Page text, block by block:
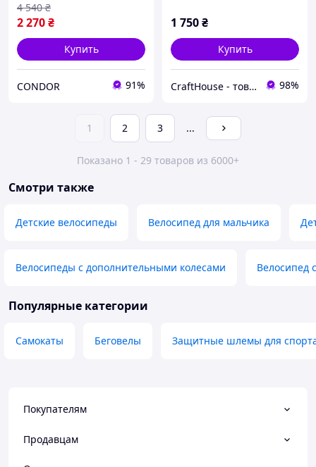
2 270₴
4 540 ₴
Купить
CONDOR 91%
1 750₴
Купить
CraftHouse - товары для всей семьи 98%
1 2 3 ...
Показано 1 - 29 товаров из 6000+
Смотри также
Детские велосипеды Велосипед для мальчика
Велосипеды с дополнительными колесами Велосипед
Популярные категории
Самокаты Беговелы Защитные шлемы для
Покупателям
Продавцам